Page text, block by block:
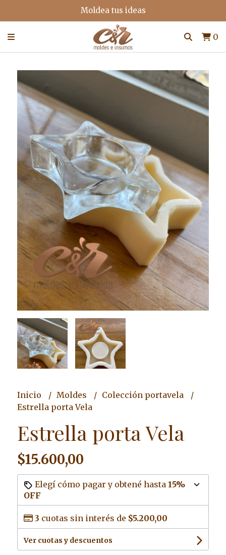
Moldea tus ideas
0
Inicio Moldes
Colección portavela
Estrella porta Vela
Estrella porta Vela
$15.600,00
Elegí cómo pagar y obtené hasta 15%
OFF
3 cuotas sin interés de $5.200,00
Ver cuotas y descuentos